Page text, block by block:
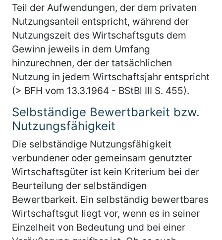
Teil der Aufwendungen, der dem privaten
Nutzungsanteil entspricht, während der
Nutzungszeit des Wirtschaftsguts dem
Gewinn jeweils in dem Umfang
hinzurechnen, der der tatsächlichen
Nutzung in jedem Wirtschaftsjahr entspricht
(> BFH vom 13.3.1964 - BStBl III S. 455).
Selbständige Bewertbarkeit bzw.
Nutzungsfähigkeit
Die selbständige Nutzungsfähigkeit
verbundener oder gemeinsam genutzter
Wirtschaftsgüter ist kein Kriterium bei der
Beurteilung der selbständigen
Bewertbarkeit. Ein selbständig bewertbares
Wirtschaftsgut liegt vor, wenn es in seiner
Einzelheit von Bedeutung und bei einer